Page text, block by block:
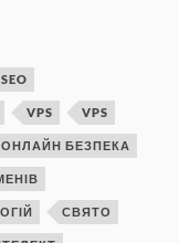
SEO
VPS VPS
ОНЛАЙН БЕЗПЕКА
СВЯТО